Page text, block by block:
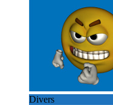
Divers